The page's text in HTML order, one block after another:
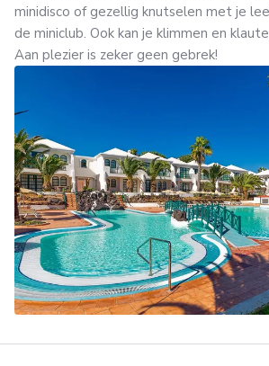
minidisco of gezellig knutselen met je
de miniclub. Ook kan je klimmen en
Aan plezier is zeker geen gebrek!